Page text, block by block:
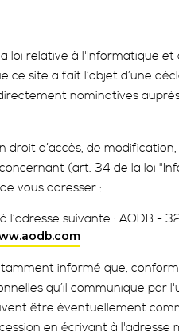
loi relative à l'Informatique et
ce site a fait l’objet d’une
nominatives
droit d’accès, de
(art. 34 de la loi
vous adresser :
l’adresse suivante : AODB -
informé que,
qu’il communique par
être éventuellement
en écrivant à l'adresse